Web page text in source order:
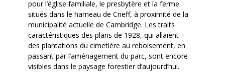
pour l’église familiale, le presbytère et la ferme
situés dans le hameau de Crieff, à proximité de la
municipalité actuelle de Cambridge. Les traits
caractéristiques des plans de 1928, qui allaient
des plantations du cimetière au reboisement, en
passant par l’aménagement du parc, sont encore
visibles dans le paysage forestier d’aujourd’hui.